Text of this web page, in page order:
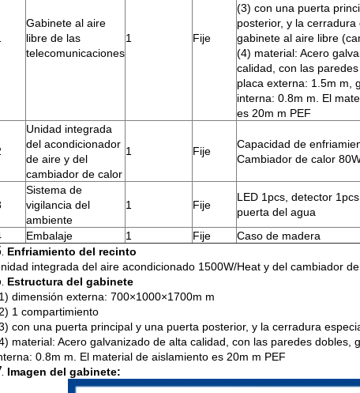
Gabinete al aire
libre de las
telecomunicaciones
1 Fije
(3) con una puerta
posterior, y la cerradura
gabinete al aire libre
(4) material: Acero
calidad, con las
placa externa: 1.5m m,
interna: 0.8m m. El
es 20m m PEF
Unidad integrada
del acondicionador
de aire y del
cambiador de calor
1 Fije
Capacidad de
Cambiador de calor
Sistema de
vigilancia del
ambiente
1 Fije
LED 1pcs, detector
puerta del agua
Embalaje 1 Fije Caso de madera
Enfriamiento del recinto
integrada del aire acondicionado 1500W/Heat y del cambiador
Estructura del gabinete
dimensión externa: 700×1000×1700m m
1 compartimiento
con una puerta principal y una puerta posterior, y la cerradura
material: Acero galvanizado de alta calidad, con las paredes
0.8m m. El material de aislamiento es 20m m PEF
Imagen del gabinete: